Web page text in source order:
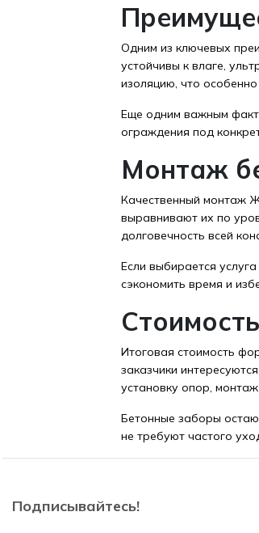
Одним из ключевых
устойчивы к влаге,
изоляцию, что
Еще одним важным
ограждения под
Монтаж
Качественный монтаж
выравнивают их по
долговечность всей
Если выбирается
сэкономить время и
Итоговая стоимость
заказчики
установку опор,
Бетонные заборы
не требуют частого
Подписывайтесь!